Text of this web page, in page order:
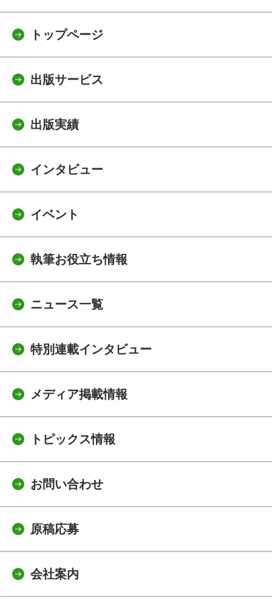
トップページ
出版サービス
出版実績
インタビュー
イベント
執筆お役立ち情報
ニュース一覧
特別連載インタビュー
メディア掲載情報
トピックス情報
お問い合わせ
原稿応募
会社案内